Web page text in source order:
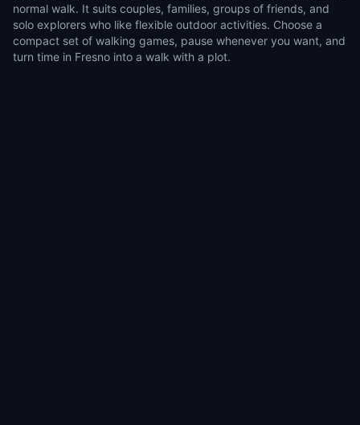
normal walk. It suits couples, families, groups of friends, and
solo explorers who like flexible outdoor activities. Choose a
compact set of walking games, pause whenever you want, and
turn time in Fresno into a walk with a plot.